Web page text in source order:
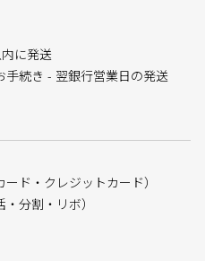
に発送
手続き - 翌銀行営業日の発送
ド・クレジットカード）
分割・リボ）